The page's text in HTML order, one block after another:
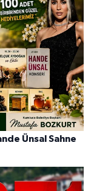
Ünsal Sahne